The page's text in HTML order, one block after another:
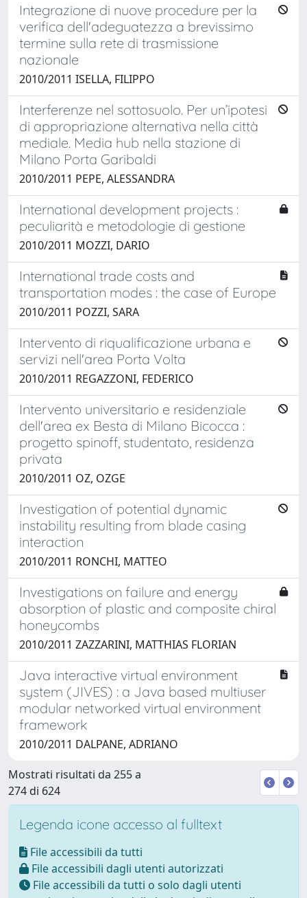
Integrazione di nuove procedure per la
verifica dell'adeguatezza a brevissimo
termine sulla rete di trasmissione
nazionale
2010/2011 ISELLA, FILIPPO
Interferenze nel sottosuolo. Per un’ipotesi
di appropriazione alternativa nella città
mediale. Media hub nella stazione di
Milano Porta Garibaldi
2010/2011 PEPE, ALESSANDRA
International development projects :
peculiarità e metodologie di gestione
2010/2011 MOZZI, DARIO
International trade costs and
transportation modes : the case of Europe
2010/2011 POZZI, SARA
Intervento di riqualificazione urbana e
servizi nell'area Porta Volta
2010/2011 REGAZZONI, FEDERICO
Intervento universitario e residenziale
dell'area ex Besta di Milano Bicocca :
progetto spinoff, studentato, residenza
privata
2010/2011 OZ, OZGE
Investigation of potential dynamic
instability resulting from blade casing
interaction
2010/2011 RONCHI, MATTEO
Investigations on failure and energy
absorption of plastic and composite chiral
honeycombs
2010/2011 ZAZZARINI, MATTHIAS FLORIAN
Java interactive virtual environment
system (JIVES) : a Java based multiuser
modular networked virtual environment
framework
2010/2011 DALPANE, ADRIANO
Mostrati risultati da 255 a
274 di 624
Legenda icone accesso al fulltext
File accessibili da tutti
File accessibili dagli utenti autorizzati
File accessibili da tutti o solo dagli utenti